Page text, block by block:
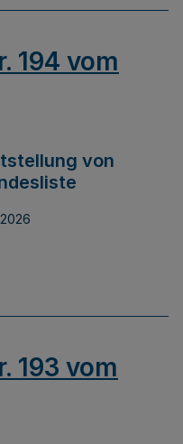
194 vom
von
193 vom